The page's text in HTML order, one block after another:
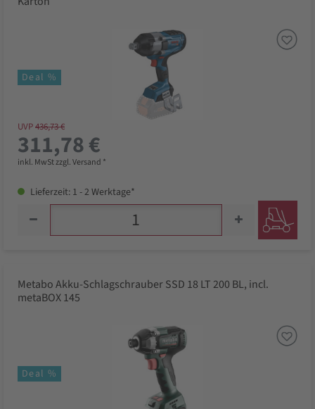
Deal %
UVP436,73 €
311,78 €
inkl. MwSt zzgl. Versand *
Lieferzeit: 1 - 2 Werktage*
Metabo Akku-Schlagschrauber SSD 18 LT 200 BL, incl.
metaBOX 145
Deal %